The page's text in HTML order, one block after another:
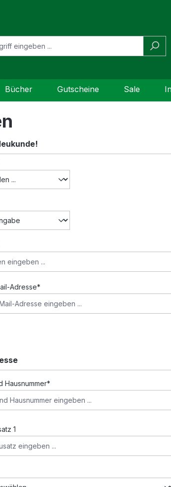
Bücher Gutscheine Sale
Informationen
Adresse*
Hausnummer*
1